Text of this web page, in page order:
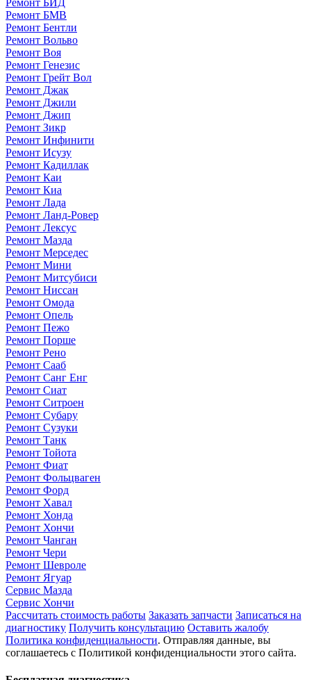
Ремонт БИД
Ремонт БМВ
Ремонт Бентли
Ремонт Вольво
Ремонт Воя
Ремонт Генезис
Ремонт Грейт Вол
Ремонт Джак
Ремонт Джили
Ремонт Джип
Ремонт Зикр
Ремонт Инфинити
Ремонт Исузу
Ремонт Кадиллак
Ремонт Каи
Ремонт Киа
Ремонт Лада
Ремонт Ланд-Ровер
Ремонт Лексус
Ремонт Мазда
Ремонт Мерседес
Ремонт Мини
Ремонт Митсубиси
Ремонт Ниссан
Ремонт Омода
Ремонт Опель
Ремонт Пежо
Ремонт Порше
Ремонт Рено
Ремонт Сааб
Ремонт Санг Енг
Ремонт Сиат
Ремонт Ситроен
Ремонт Субару
Ремонт Сузуки
Ремонт Танк
Ремонт Тойота
Ремонт Фиат
Ремонт Фольцваген
Ремонт Форд
Ремонт Хавал
Ремонт Хонда
Ремонт Хончи
Ремонт Чанган
Ремонт Чери
Ремонт Шевроле
Ремонт Ягуар
Сервис Мазда
Сервис Хончи
Рассчитать стоимость работы Заказать запчасти Записаться на
диагностику Получить консультацию Оставить жалобу
Политика конфиденциальности. Отправляя данные, вы
соглашаетесь с Политикой конфиденциальности этого сайта.